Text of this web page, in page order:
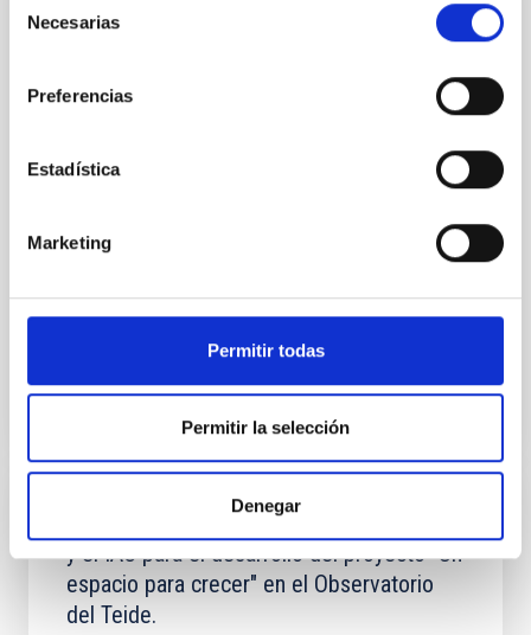
Necesarias
Preferencias
Estadística
Marketing
Permitir todas
Permitir la selección
Denegar
Acuerdo para la instalación del Telescopio
Observatorio del Roque de los Muchachos
entre el IAC y el TMT International
Regular las condiciones para la instalación del TMT
decida de mutuo acuerdo, su demolición, retirada y
restauración del emplazamiento
In-force date 03/29/2017-03/29/2021
Acuerdo de Colaboración entre Leading-On
y el IAC para el desarrollo del proyecto "Un
espacio para crecer" en el Observatorio
del Teide.